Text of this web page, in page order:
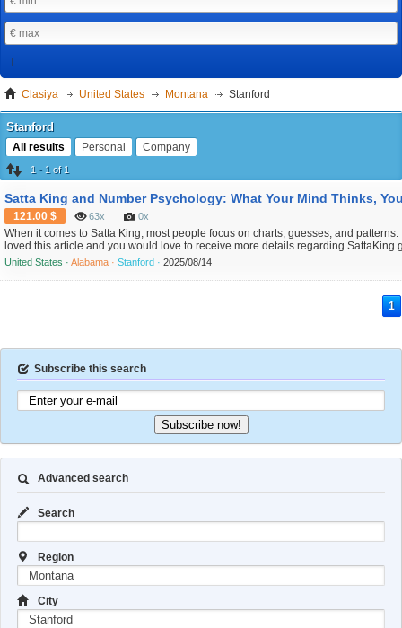
Clasiya United States Montana Stanford
Stanford
All results Personal Company
1 - 1 of 1
121.00 $ 63x 0x
When it comes to Satta King, most people focus on charts, guesses, and patterns.
loved this article and you would love to receive more details regarding SattaKing
visit our own site. But there’s another powerful factor that influences your
United States ·Alabama ·Stanford ·2025/08/14
1
Subscribe this search
Subscribe now!
Advanced search
Search
Region
City